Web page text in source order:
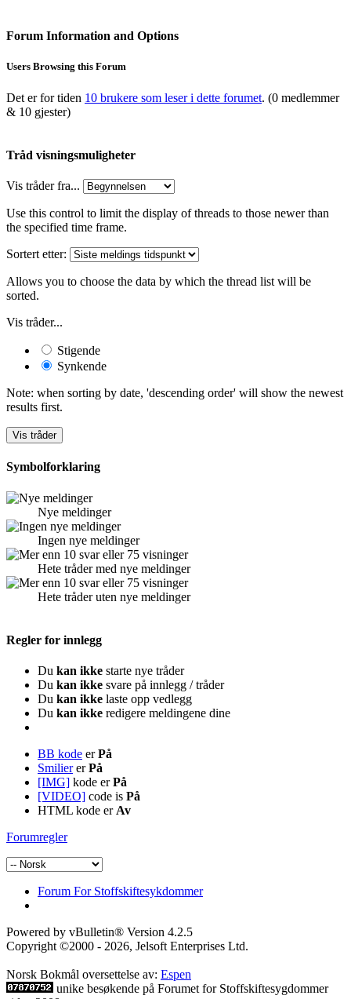
Forum Information and Options
Users Browsing this Forum
Det er for tiden 10 brukere som leser i dette forumet. (0 medlemmer
& 10 gjester)
Tråd visningsmuligheter
Vis tråder fra...
Use this control to limit the display of threads to those newer than
the specified time frame.
Sortert etter:
Allows you to choose the data by which the thread list will be
sorted.
Vis tråder...
Stigende
Synkende
Note: when sorting by date, 'descending order' will show the newest
results first.
Symbolforklaring
Nye meldinger
Ingen nye meldinger
Hete tråder med nye meldinger
Hete tråder uten nye meldinger
Regler for innlegg
Du kan ikke starte nye tråder
Du kan ikke svare på innlegg / tråder
Du kan ikke laste opp vedlegg
Du kan ikke redigere meldingene dine
BB kode erPå
SmiliererPå
[IMG] kode erPå
[VIDEO] code is På
HTML kode er Av
Forumregler
Forum For Stoffskiftesykdommer
Powered by vBulletin® Version 4.2.5
Copyright ©2000 - 2026, Jelsoft Enterprises Ltd.
Norsk Bokmål oversettelse av: Espen
unike besøkende på Forumet for Stoffskiftesygdommer